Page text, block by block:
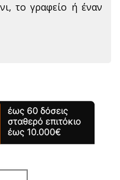
το γραφείο ή έναν